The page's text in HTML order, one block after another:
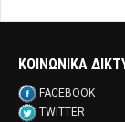
ΚΟΙΝΩΝΙΚΑ
FACEBOOK
TWITTER